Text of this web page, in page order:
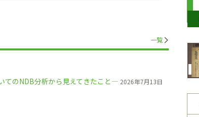
一覧
てのNDB分析から見えてきたこと― 2026年7月13日